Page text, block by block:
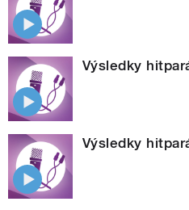
Výsledky
Výsledky